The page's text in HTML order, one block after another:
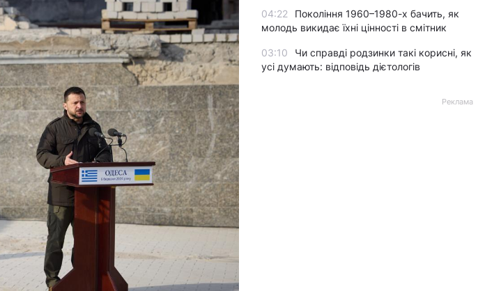
04:22
Покоління 1960–1980-х бачить, як
молодь викидає їхні цінності в смітник
03:10
Чи справді родзинки такі корисні, як
усі думають: відповідь дієтологів
Реклама